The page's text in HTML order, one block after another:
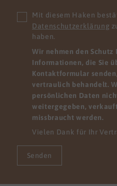
Mit diesem Haken
Datenschutzerklärung
haben.
Wir nehmen den
Informationen, die Sie
Kontaktformular
vertraulich behandelt.
persönlichen Daten
weitergegeben,
missbraucht werden.
Vielen Dank für Ihr
Senden